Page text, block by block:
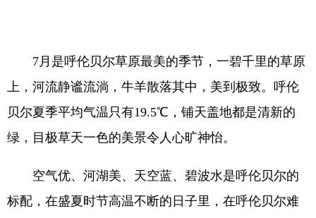
7月是呼伦贝尔草原最美的季节，一碧千里的草原
上，河流静谧流淌，牛羊散落其中，美到极致。呼伦
贝尔夏季平均气温只有19.5℃，铺天盖地都是清新的
绿，目极草天一色的美景令人心旷神怡。
空气优、河湖美、天空蓝、碧波水是呼伦贝尔的
标配，在盛夏时节高温不断的日子里，在呼伦贝尔难